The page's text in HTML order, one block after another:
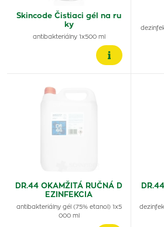
Skincode Čistiaci gél na ru
ky
antibakteriálny 1x500 ml
DR.44 OKAMŽITÁ RUČNÁ D
EZINFEKCIA
antibakteriálny gél (75% etanol) 1x5
000 ml